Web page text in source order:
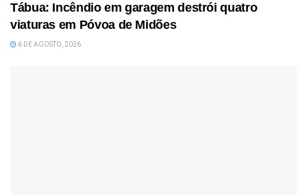
Tábua: Incêndio em garagem destrói quatro
viaturas em Póvoa de Midões
6 DE AGOSTO, 2026